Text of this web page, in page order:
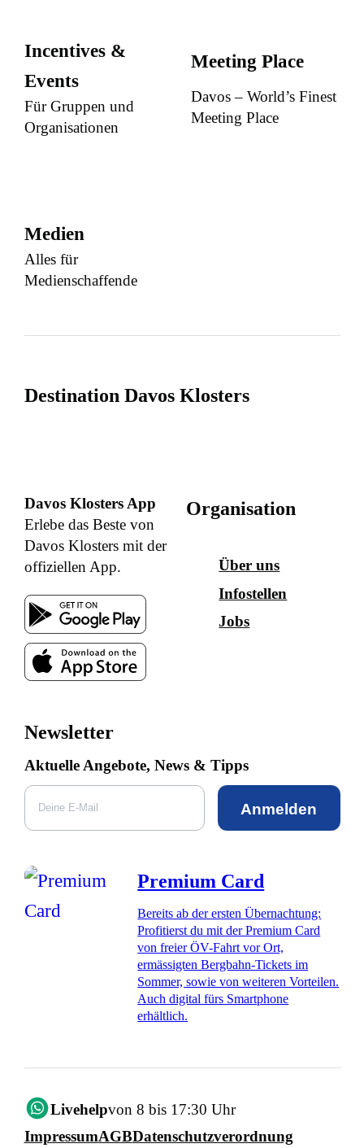
Incentives &
Events
Für Gruppen und
Organisationen
Meeting Place
Davos – World’s Finest
Meeting Place
Medien
Alles für
Medienschaffende
Destination Davos Klosters
Davos Klosters App
Erlebe das Beste von
Davos Klosters mit der
offiziellen App.
Organisation
Über uns
Infostellen
Jobs
Newsletter
Aktuelle Angebote, News & Tipps
Anmelden
Premium Card
Bereits ab der ersten Übernachtung:
Profitierst du mit der Premium Card
von freier ÖV-Fahrt vor Ort,
ermässigten Bergbahn-Tickets im
Sommer, sowie von weiteren Vorteilen.
Auch digital fürs Smartphone
erhältlich.
Livehelpvon 8 bis 17:30 Uhr
ImpressumAGBDatenschutzverordnung